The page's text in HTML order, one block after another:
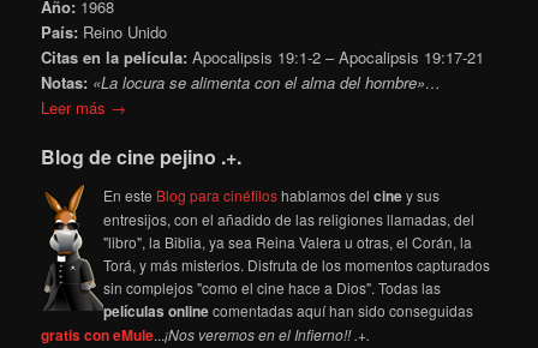
Año: 1968
País: Reino Unido
Citas en la película: Apocalipsis 19:1-2 – Apocalipsis 19:17-21
Notas: «La locura se alimenta con el alma del hombre»…
Leer más →
Blog de cine pejino .+.
En este Blog para cinéfiloshablamos delciney sus
entresijos, con el añadido de las religiones llamadas, del
"libro", la Biblia, ya sea Reina Valera u otras, el Corán, la
Torá, y más misterios. Disfruta de los momentos capturados
sin complejos "como el cine hace a Dios". Todas las
películas onlinecomentadas aquí han sido conseguidas
gratis con eMule...¡Nos veremos en el Infierno!! .+.